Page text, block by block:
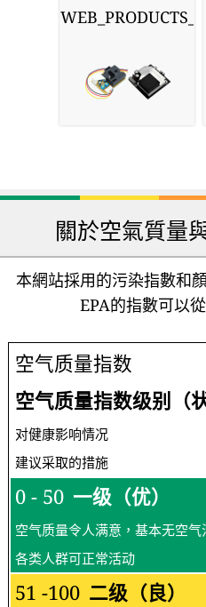
關於空氣質量
本網站採用的污染指數和
EPA的指數可以從
空气质量指数
空气质量指数级别（
对健康影响情况
建议采取的措施
0 - 50 一级（优）
空气质量令人满意，基本无空气
各类人群可正常活动
51 -100 二级（良）